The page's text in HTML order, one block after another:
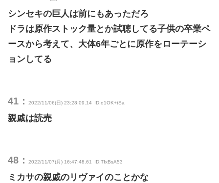
シンセキの巨人は前にもあっただろ
ドラは原作ストック量とか試聴してる子供の卒業ペ
ースから考えて、大体6年ごとに原作をローテーシ
ョンしてる
41： 2022/11/06(日) 23:28:09.14 ID:o1OK+tSa
親戚は読売
48： 2022/11/07(月) 16:47:48.61 ID:TIxBsA53
ミカサの親戚のリヴァイのことかな